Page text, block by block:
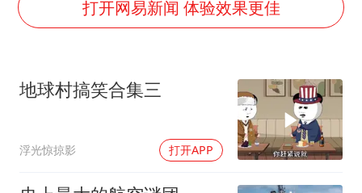
公司“上四休三”但要降薪1000元
如何把百年大党建设得更加坚强有力？
打开网易新闻 体验效果更佳
地球村搞笑合集三
浮光惊掠影 打开APP